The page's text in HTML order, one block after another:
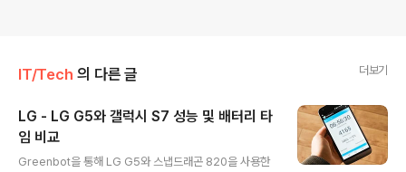
IT/Tech 의 다른 글 더보기
LG - LG G5와 갤럭시 S7 성능 및 배터리 타
임 비교
Greenbot을 통해 LG G5와 스냅드래곤 820을 사용한